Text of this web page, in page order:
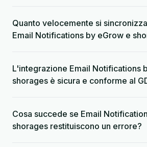
Quanto velocemente si
Email Notifications by eGrow e
L'integrazione Email Notifications
shorages è sicura e conforme al
Cosa succede se Email
shorages restituiscono un errore?